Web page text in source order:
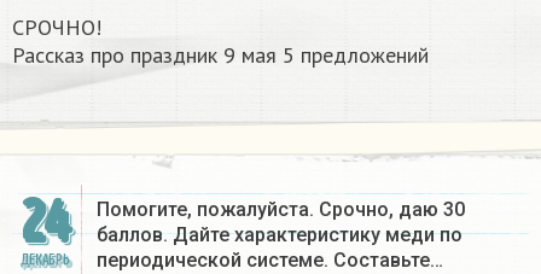
СРОЧНО!
Рассказ про праздник 9 мая 5 предложений
24
ДЕКАБРЬ
Помогите, пожалуйста. Срочно, даю 30
баллов. Дайте характеристику меди по
периодической системе. Составьте…